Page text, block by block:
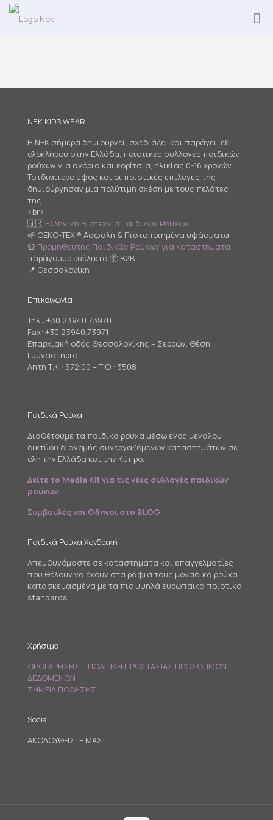
NEK KIDS WEAR
Η NEK σήμερα δημιουργεί, σχεδιάζει και παράγει, εξ
ολοκλήρου στην Ελλάδα, ποιοτικές συλλογές παιδικών
ρούχων για αγόρια και κορίτσια, ηλικίας 0-16 χρονών.
Το ιδιαίτερο ύφος και οι ποιοτικές επιλογές της
δημιούργησαν μια πολύτιμη σχέση με τους πελάτες
της.
<br>
🇬🇷 Ελληνική Βιοτεχνία Παιδικών Ρούχων
🌱 OEKO-TEX ® Ασφαλή & Πιστοποιημένα υφάσματα
👕 Προμηθευτής Παιδικών Ρούχων για Καταστήματα
παράγουμε ευέλικτα 📦 B2B
📍 Θεσσαλονίκη
Επικοινωνία
Τηλ.: +30 23940.73970
Fax: +30 23940.73971
Επαρχιακή οδός Θεσσαλονίκης – Σερρών, Θέση
Γυμναστήριο
Λητή Τ.Κ.: 572 00 – Τ.Θ.: 3508
Παιδικά Ρούχα
Διαθέτουμε τα παιδικά ρούχα μέσω ενός μεγάλου
δικτύου διανομής συνεργαζόμενων καταστημάτων σε
όλη την Ελλάδα και την Κύπρο.
Δείτε το Media Kit για τις νέες συλλογές παιδικών
ρούχων
Συμβουλές και Οδηγοί στο BLOG
Παιδικά Ρούχα Χονδρική
Απευθυνόμαστε σε καταστήματα και επαγγελματίες
που θέλουν να έχουν στα ράφια τους μοναδικά ρούχα
κατασκευασμένα με τα πιο υψηλά ευρωπαϊκά ποιοτικά
standards.
Χρήσιμα
ΟΡΟΙ ΧΡΗΣΗΣ – ΠΟΛΙΤΙΚΗ ΠΡΟΣΤΑΣΙΑΣ ΠΡΟΣΩΠΙΚΩΝ
ΔΕΔΟΜΕΝΩΝ
ΣΗΜΕΙΑ ΠΩΛΗΣΗΣ
Social
ΑΚΟΛΟΥΘΗΣΤΕ ΜΑΣ!